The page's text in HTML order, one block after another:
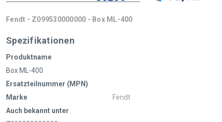
Fendt - Z099530000000 - Box ML-400
Spezifikationen
Produktname
Box ML-400
Ersatzteilnummer (MPN)
Marke
Fendt
Auch bekannt unter